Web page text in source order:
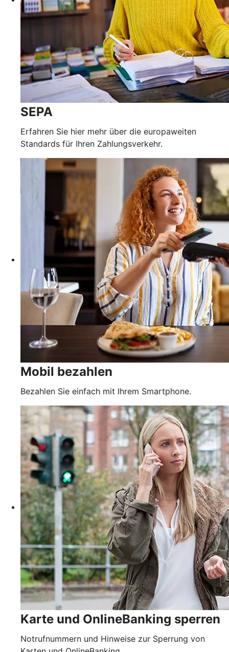
SEPA
Erfahren Sie hier mehr über die europaweiten
Standards für Ihren Zahlungsverkehr.
Mobil bezahlen
Bezahlen Sie einfach mit Ihrem Smartphone.
Karte und OnlineBanking sperren
Notrufnummern und Hinweise zur Sperrung von